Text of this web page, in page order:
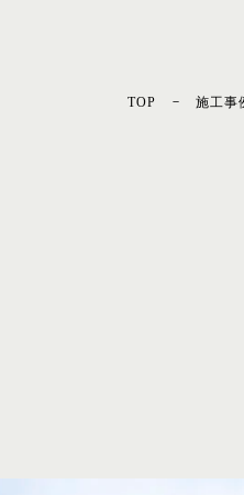
イン・性能・コストのベスト
TOP － 施工事